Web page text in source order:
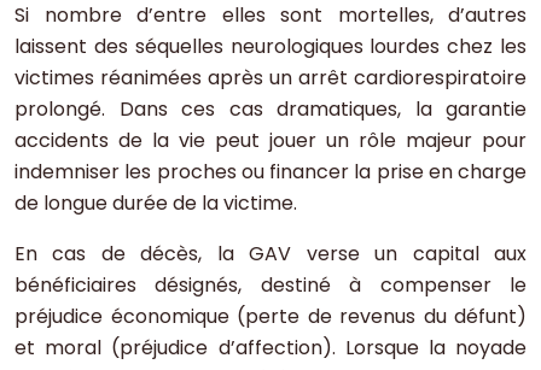
Si nombre d’entre elles sont mortelles, d’autres
laissent des séquelles neurologiques lourdes chez les
victimes réanimées après un arrêt cardiorespiratoire
prolongé. Dans ces cas dramatiques, la garantie
accidents de la vie peut jouer un rôle majeur pour
indemniser les proches ou financer la prise en charge
de longue durée de la victime.
En cas de décès, la GAV verse un capital aux
bénéficiaires désignés, destiné à compenser le
préjudice économique (perte de revenus du défunt)
et moral (préjudice d’affection). Lorsque la noyade